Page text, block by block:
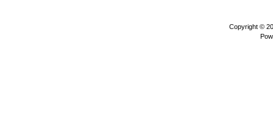
Copyright ©